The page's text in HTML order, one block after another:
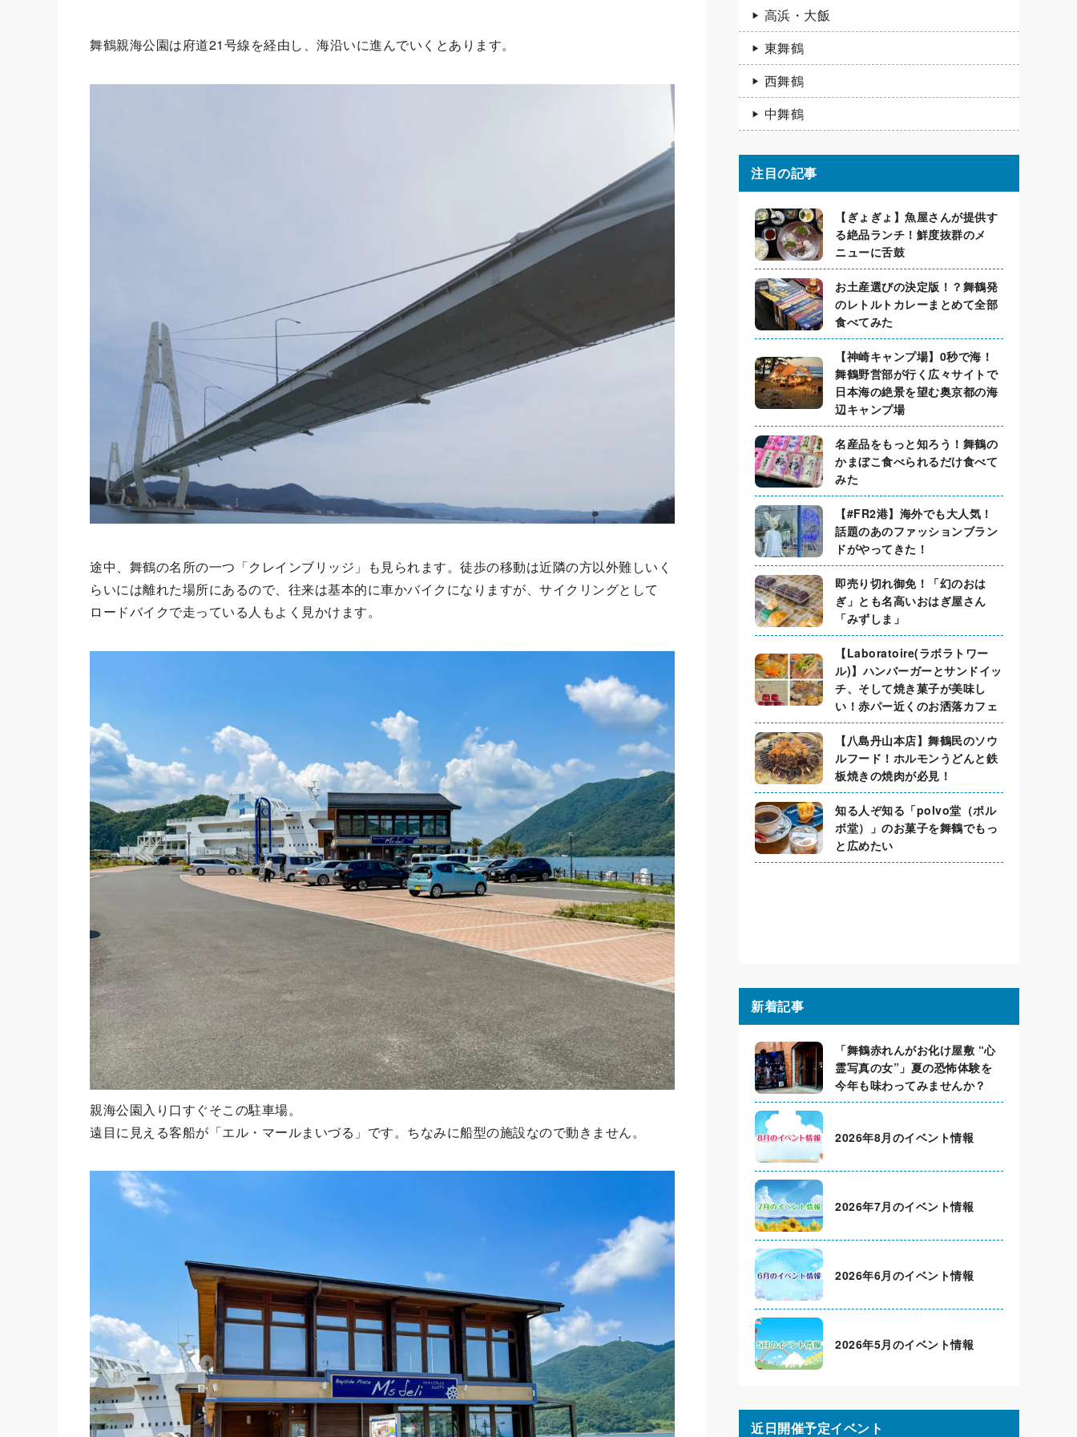
舞鶴親海公園は府道21号線を経由し、海沿いに進んでいくとあります。
途中、舞鶴の名所の一つ「クレインブリッジ」も見られます。徒歩の移動は近隣の方以外難しいく
らいには離れた場所にあるので、往来は基本的に車かバイクになりますが、サイクリングとして
ロードバイクで走っている人もよく見かけます。
親海公園入り口すぐそこの駐車場。
遠目に見える客船が「エル・マールまいづる」です。ちなみに船型の施設なので動きません。
高浜・大飯
東舞鶴
西舞鶴
中舞鶴
注目の記事
【ぎょぎょ】魚屋さんが提供す
る絶品ランチ！鮮度抜群のメ
ニューに舌鼓
お土産選びの決定版！？舞鶴発
のレトルトカレーまとめて全部
食べてみた
【神崎キャンプ場】0秒で海！
舞鶴野営部が行く広々サイトで
日本海の絶景を望む奥京都の海
辺キャンプ場
名産品をもっと知ろう！舞鶴の
かまぼこ食べられるだけ食べて
みた
【#FR2港】海外でも大人気！
話題のあのファッションブラン
ドがやってきた！
即売り切れ御免！「幻のおは
ぎ」とも名高いおはぎ屋さん
「みずしま」
【Laboratoire(ラボラトワー
ル)】ハンバーガーとサンドイッ
チ、そして焼き菓子が美味し
い！赤パー近くのお洒落カフェ
【八島丹山本店】舞鶴民のソウ
ルフード！ホルモンうどんと鉄
板焼きの焼肉が必見！
知る人ぞ知る「polvo堂（ポル
ボ堂）」のお菓子を舞鶴でもっ
と広めたい
新着記事
「舞鶴赤れんがお化け屋敷 “心
霊写真の女”」夏の恐怖体験を
今年も味わってみませんか？
2026年8月のイベント情報
2026年7月のイベント情報
2026年6月のイベント情報
2026年5月のイベント情報
近日開催予定イベント